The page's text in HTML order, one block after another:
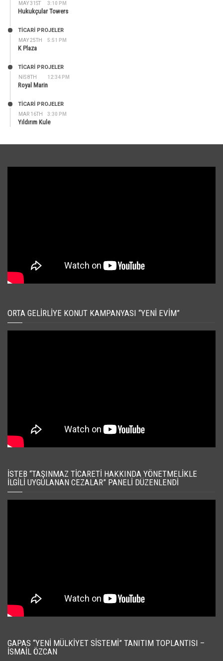
MAY 31ST 3:10 PM
Hukukçular Towers
MAY 25TH 5:51 PM
TİCARİ PROJELER
K Plaza
NIS 8TH 12:34 PM
TİCARİ PROJELER
Royal Marin
MAR 16TH 3:30 PM
TİCARİ PROJELER
Yıldırım Kule
ORTA GELIRLIYE KONUT KAMPANYASI “YENI EVIM”
İSTEB “TAŞINMAZ TICARETI HAKKINDA YÖNETMELIKLE
İLGILI UYGULANAN CEZALAR” PANELI DÜZENLENDI
GAPAS “YENI MÜLKIYET SISTEMI” TANITIM TOPLANTISI –
İSMAIL ÖZCAN